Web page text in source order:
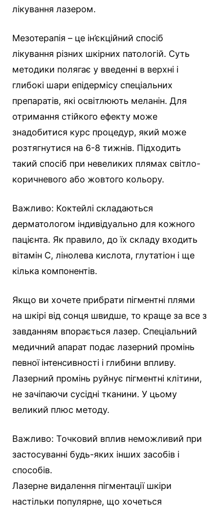
лікування лазером.
Мезотерапія – це ін’єкційний спосіб
лікування різних шкірних патологій. Суть
методики полягає у введенні в верхні і
глибокі шари епідермісу спеціальних
препаратів, які освітлюють меланін. Для
отримання стійкого ефекту може
знадобитися курс процедур, який може
розтягнутися на 6-8 тижнів. Підходить
такий спосіб при невеликих плямах світло-
коричневого або жовтого кольору.
Важливо: Коктейлі складаються
дерматологом індивідуально для кожного
пацієнта. Як правило, до їх складу входить
вітамін С, лінолева кислота, глутатіон і ще
кілька компонентів.
Якщо ви хочете прибрати пігментні плями
на шкірі від сонця швидше, то краще за все з
завданням впорається лазер. Спеціальний
медичний апарат подає лазерний промінь
певної інтенсивності і глибини впливу.
Лазерний промінь руйнує пігментні клітини,
не зачіпаючи сусідні тканини. У цьому
великий плюс методу.
Важливо: Точковий вплив неможливий при
застосуванні будь-яких інших засобів і
способів.
Лазерне видалення пігментації шкіри
настільки популярне, що хочеться